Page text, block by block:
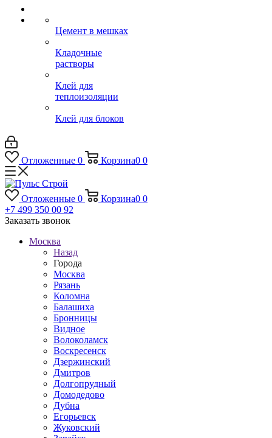
Цемент в мешках
Кладочные
растворы
Клей для
теплоизоляции
Клей для блоков
Отложенные 0 Корзина0 0
Отложенные 0 Корзина0 0
+7 499 350 00 92
Заказать звонок
Москва
Назад
Города
Москва
Рязань
Коломна
Балашиха
Бронницы
Видное
Волоколамск
Воскресенск
Дзержинский
Дмитров
Долгопрудный
Домодедово
Дубна
Егорьевск
Жуковский